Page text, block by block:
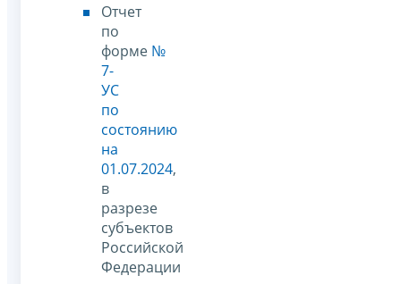
Отчет
по
форме №
7-
УС
по
состоянию
на
01.07.2024,
в
разрезе
субъектов
Российской
Федерации